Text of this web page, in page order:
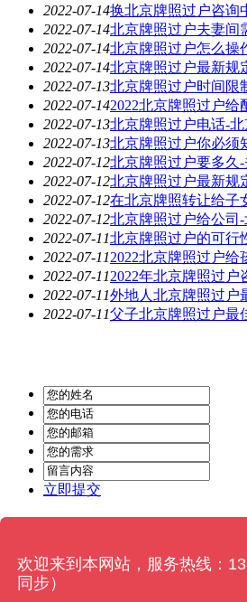
2022-07-14换北京牌照过户咨
2022-07-14北京牌照过户夫妻
2022-07-14北京牌照过户怎么
2022-07-14北京牌照过户最新
2022-07-13北京牌照过户时间
2022-07-142022北京牌照过户
2022-07-13北京牌照过户电话-
2022-07-13北京牌照过户你必
2022-07-12北京牌照过户要多
2022-07-12北京牌照过户最新
2022-07-12在北京牌照转让给
2022-07-12北京牌照过户给公
2022-07-11北京牌照过户的可
2022-07-112022北京牌照过户
2022-07-112022年北京牌照过
2022-07-11外地人北京牌照过
2022-07-11父子北京牌照过户
立即提交
Powered byMetInfo 6.2.0© 2008-2022
在线咨询
欢迎来到本网站，服务热线：
同步）